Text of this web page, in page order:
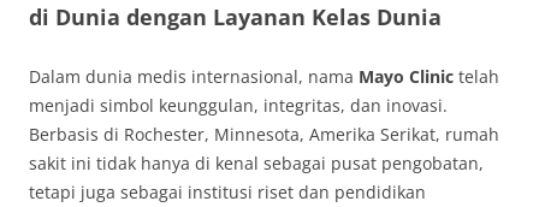
di Dunia dengan Layanan Kelas Dunia
Dalam dunia medis internasional, nama Mayo Clinic telah
menjadi simbol keunggulan, integritas, dan inovasi.
Berbasis di Rochester, Minnesota, Amerika Serikat, rumah
sakit ini tidak hanya di kenal sebagai pusat pengobatan,
tetapi juga sebagai institusi riset dan pendidikan